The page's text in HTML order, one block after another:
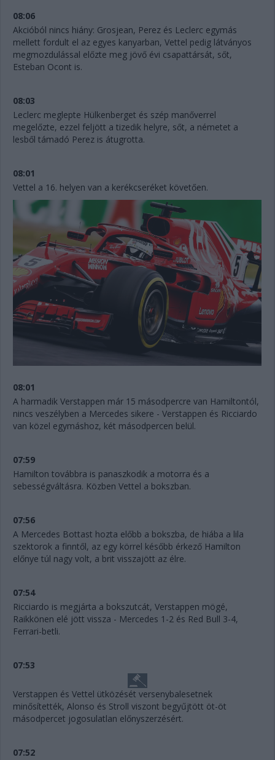
08:06
Akcióból nincs hiány: Grosjean, Perez és Leclerc egymás
mellett fordult el az egyes kanyarban, Vettel pedig látványos
megmozdulással előzte meg jövő évi csapattársát, sőt,
Esteban Ocont is.
08:03
Leclerc meglepte Hülkenberget és szép manőverrel
megelőzte, ezzel feljött a tizedik helyre, sőt, a németet a
lesből támadó Perez is átugrotta.
08:01
Vettel a 16. helyen van a kerékcseréket követően.
08:01
A harmadik Verstappen már 15 másodpercre van Hamiltontól,
nincs veszélyben a Mercedes sikere - Verstappen és Ricciardo
van közel egymáshoz, két másodpercen belül.
07:59
Hamilton továbbra is panaszkodik a motorra és a
sebességváltásra. Közben Vettel a bokszban.
07:56
A Mercedes Bottast hozta előbb a bokszba, de hiába a lila
szektorok a finntől, az egy körrel később érkező Hamilton
előnye túl nagy volt, a brit visszajött az élre.
07:54
Ricciardo is megjárta a bokszutcát, Verstappen mögé,
Raikkönen elé jött vissza - Mercedes 1-2 és Red Bull 3-4,
Ferrari-betli.
07:53
Verstappen és Vettel ütközését versenybalesetnek
minősítették, Alonso és Stroll viszont begyűjtött öt-öt
másodpercet jogosulatlan előnyszerzésért.
07:52